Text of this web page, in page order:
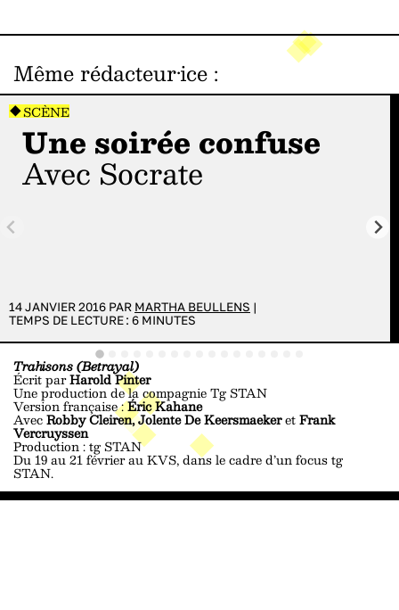
Même rédacteur·ice :
SCÈNE
Une soirée confuse
avec Socrate
14 JANVIER 2016 PAR MARTHA BEULLENS |
TEMPS DE LECTURE : 6 MINUTES
Trahisons (Betrayal)
Écrit parHarold Pinter
Une production de la compagnie Tg STAN
Version française :Éric Kahane
AvecRobby Cleiren, Jolente De KeersmaekeretFrank
Vercruyssen
Production : tg STAN
Du 19 au 21 février au KVS, dans le cadre d’un focus tg
STAN.